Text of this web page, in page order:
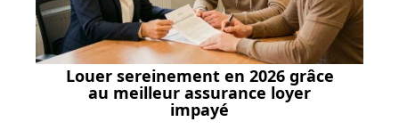
Louer sereinement en 2026 grâce
au meilleur assurance loyer
impayé